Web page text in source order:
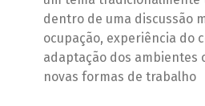
dentro de uma discussão
ocupação, experiência do
adaptação dos ambientes
novas formas de trabalho